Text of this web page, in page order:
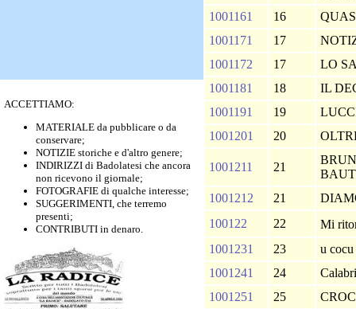
ACCETTIAMO:
MATERIALE da pubblicare o da
conservare;
NOTIZIE storiche e d'altro genere;
INDIRIZZI di Badolatesi che ancora
non ricevono il giornale;
FOTOGRAFIE di qualche interesse;
SUGGERIMENTI, che terremo
presenti;
CONTRIBUTI in denaro.
1001161
16
1001171
17
1001172
17
LO
1001181
18
IL
1001191
19
1001201
20
1001211 21
1001212
21
100122
22
Mi
1001231
23
u cocu
1001241
24
1001251
25